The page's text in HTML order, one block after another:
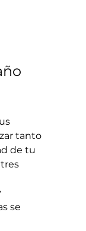
tanto
de tu
se